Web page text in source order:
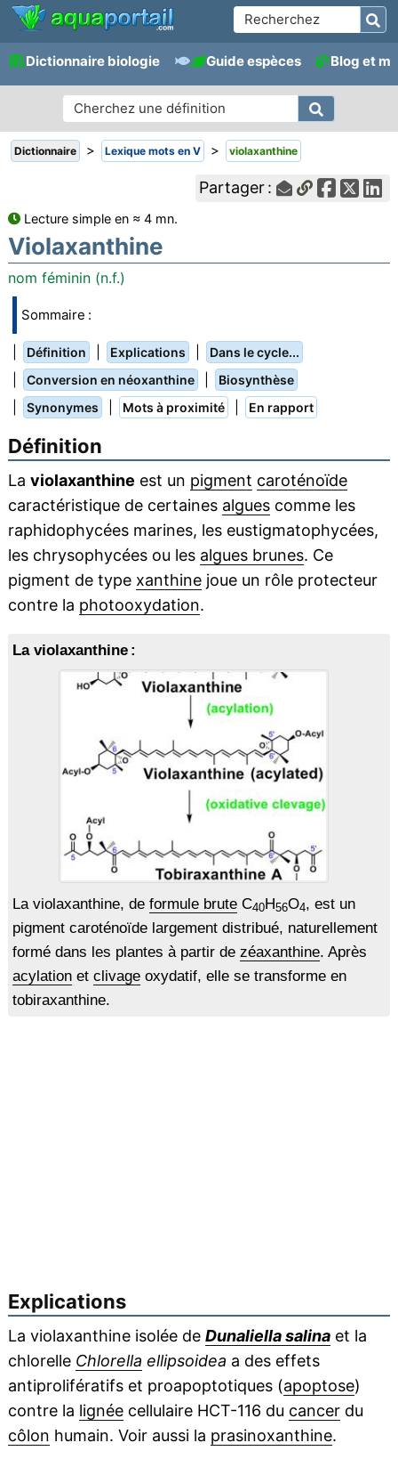
Dictionnaire biologie Guide espèces Blog et
Dictionnaire > Lexique mots en V > violaxanthine
Partager :
Lecture simple en ≈ 4 mn.
Violaxanthine
nom féminin (n.f.)
Sommaire :
Définition Explications Dans le cycle...
Conversion en néoxanthine Biosynthèse
Synonymes Mots à proximité En rapport
Définition
La violaxanthine est un pigment caroténoïde
caractéristique de certaines alguescomme les
raphidophycées marines, les eustigmatophycées,
les chrysophycées ou les algues brunes. Ce
pigment de type xanthinejoue un rôle protecteur
contre la photooxydation.
La violaxanthine :
La violaxanthine, de formule bruteC40H56O4, est un
pigment caroténoïde largement distribué, naturellement
formé dans les plantes à partir de zéaxanthine. Après
acylationet clivageoxydatif, elle se transforme en
tobiraxanthine.
Explications
La violaxanthine isolée de Dunaliella salinaet la
chlorelle Chlorella ellipsoidea a des effets
antiprolifératifs et proapoptotiques (apoptose)
contre la lignéecellulaire HCT-116 du cancerdu
côlon humain. Voir aussi la prasinoxanthine.